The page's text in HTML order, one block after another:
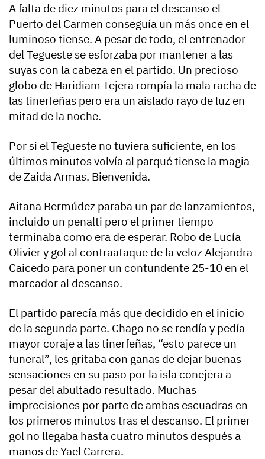
A falta de diez minutos para el descanso el
Puerto del Carmen conseguía un más once en el
luminoso tiense. A pesar de todo, el entrenador
del Tegueste se esforzaba por mantener a las
suyas con la cabeza en el partido. Un precioso
globo de Haridiam Tejera rompía la mala racha de
las tinerfeñas pero era un aislado rayo de luz en
mitad de la noche.
Por si el Tegueste no tuviera suficiente, en los
últimos minutos volvía al parqué tiense la magia
de Zaida Armas. Bienvenida.
Aitana Bermúdez paraba un par de lanzamientos,
incluido un penalti pero el primer tiempo
terminaba como era de esperar. Robo de Lucía
Olivier y gol al contraataque de la veloz Alejandra
Caicedo para poner un contundente 25-10 en el
marcador al descanso.
El partido parecía más que decidido en el inicio
de la segunda parte. Chago no se rendía y pedía
mayor coraje a las tinerfeñas, “esto parece un
funeral”, les gritaba con ganas de dejar buenas
sensaciones en su paso por la isla conejera a
pesar del abultado resultado. Muchas
imprecisiones por parte de ambas escuadras en
los primeros minutos tras el descanso. El primer
gol no llegaba hasta cuatro minutos después a
manos de Yael Carrera.